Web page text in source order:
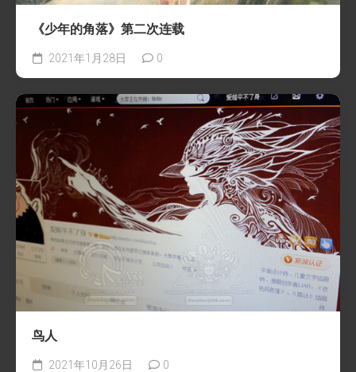
《少年的角落》第二次连载
2021年1月28日 0
鸟人
2021年10月26日 0